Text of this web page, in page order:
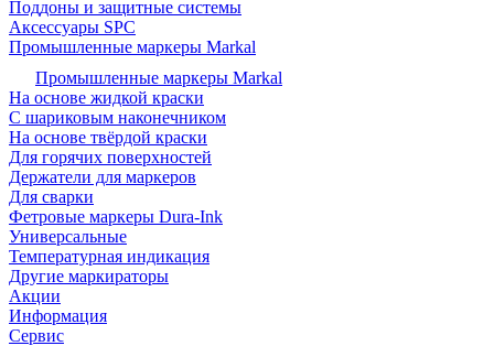
Поддоны и защитные системы
Аксессуары SPC
Промышленные маркеры Markal
Промышленные маркеры Markal
На основе жидкой краски
С шариковым наконечником
На основе твёрдой краски
Для горячих поверхностей
Держатели для маркеров
Для сварки
Фетровые маркеры Dura-Ink
Универсальные
Температурная индикация
Другие маркираторы
Акции
Информация
Сервис